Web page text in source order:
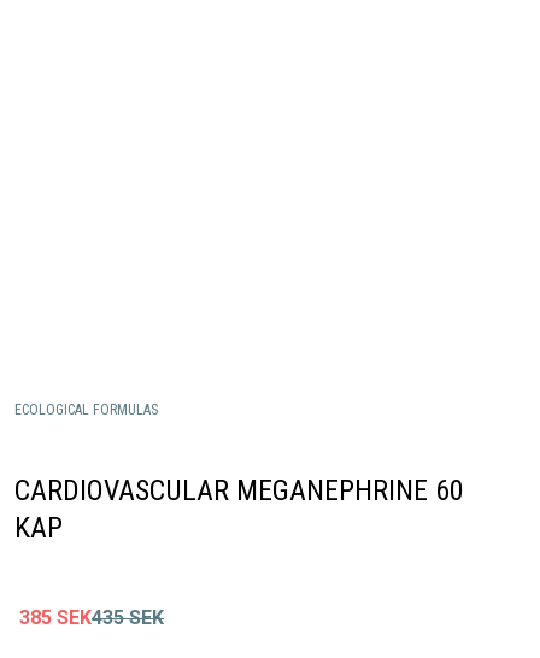
ECOLOGICAL FORMULAS
CARDIOVASCULAR MEGANEPHRINE 60
KAP
385 SEK435 SEK